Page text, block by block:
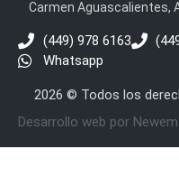
Carmen Aguascalientes,
(449) 978 6163
Whatsapp
2026 © Todos los
Desarrollo web por